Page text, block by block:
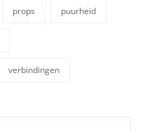
props puurheid
verbindingen